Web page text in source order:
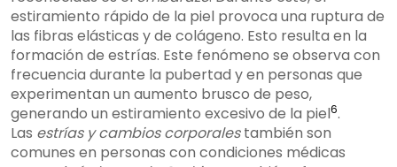
estiramiento rápido de la piel provoca una ruptura de
las fibras elásticas y de colágeno. Esto resulta en la
formación de estrías. Este fenómeno se observa con
frecuencia durante la pubertad y en personas que
experimentan un aumento brusco de peso,
generando un estiramiento excesivo de la piel6.
Las estrías y cambios corporalestambién son
comunes en personas con condiciones médicas